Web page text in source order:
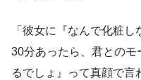
「彼女に『なんで化粧
30分あったら、君とのモ
るでしょ』って真顔で言